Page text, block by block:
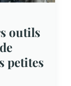
outils
petites